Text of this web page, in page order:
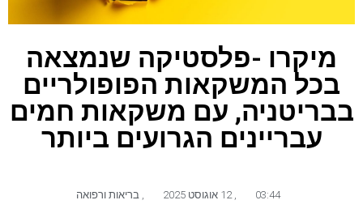
מיקרו -פלסטיקה שנמצאה
בכל המשקאות הפופולריים
בבריטניה, עם משקאות חמים
עבריינים הגרועים ביותר
03:44 בריאות ורפואה